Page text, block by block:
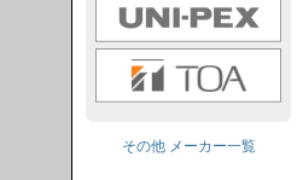
その他 メーカー一覧